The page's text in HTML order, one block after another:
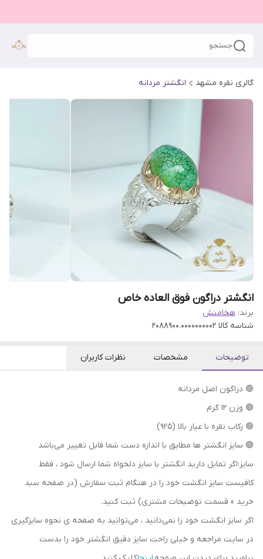
جستجو
گالری نقره مشهد انگشتر مردانه
انگشتر دراگون فوق العاده خاص
برند: هخامنش
شناسه کالا 2088900.0000000002
توضیحات مشخصات نظرات کاربران
🟢 دراگون اصل مردانه
🟢 وزن ۱۲ گرم
🟢 رکاب نقره با عیار بالا (۹۲۵)
🟢 سایز انگشتر ها مطابق با اندازه دست شما قابل تغییر می‌باشد
سایز:اگر تمایل دارید انگشتر با سایز دلخواه شما ارسال شود ، فقط
کافیست سایز انگشت خود را در هنگام ثبت سفارش (در صفحه سبد
خرید » قسمت توضیحات مشتری) ثبت کنید.
اگر سایز انگشت خود را نمی‌دانید ، می‌توانید به صفحه ی نحوه سایزگیری
در سایت مراجعه و خیلی راحت سایز دقیق انگشتر خود را بدست